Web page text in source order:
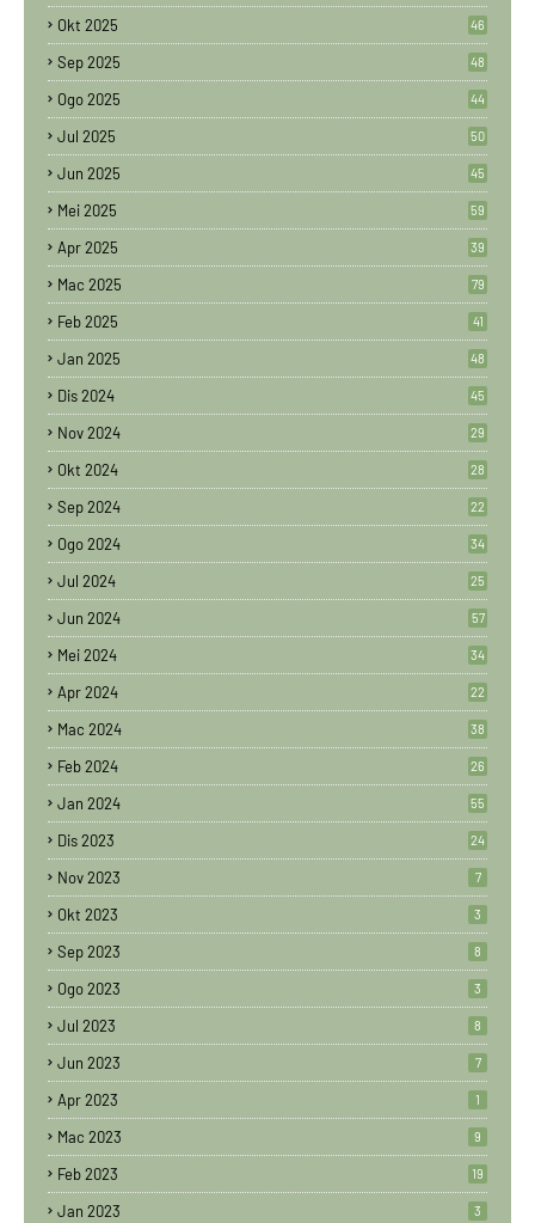
Okt 2025 46
Sep 2025 48
Ogo 2025 44
Jul 2025 50
Jun 2025 45
Mei 2025 59
Apr 2025 39
Mac 2025 79
Feb 2025 41
Jan 2025 48
Dis 2024 45
Nov 2024 29
Okt 2024 28
Sep 2024 22
Ogo 2024 34
Jul 2024 25
Jun 2024 57
Mei 2024 34
Apr 2024 22
Mac 2024 38
Feb 2024 26
Jan 2024 55
Dis 2023 24
Nov 2023 7
Okt 2023 3
Sep 2023 8
Ogo 2023 3
Jul 2023 8
Jun 2023 7
Apr 2023 1
Mac 2023 9
Feb 2023 19
Jan 2023 3